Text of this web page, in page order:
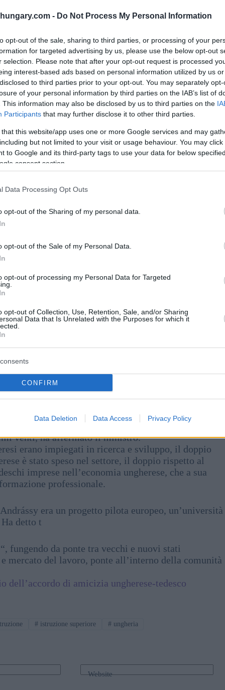
- Do Not Process My Personal Information
opt-out of the sale, sharing to third parties, or processing of your
for targeted advertising by us, please use the below opt-out
selection. Please note that after your opt-out request is processed
interest-based ads based on personal information utilized by us
to third parties prior to your opt-out. You may separately
of your personal information by third parties on the IAB’s list of
This information may also be disclosed by us to third parties on the
Participants that may further disclose it to other third parties.
that this website/app uses one or more Google services and may
but not limited to your visit or usage behaviour. You may
to Google and its third-party tags to use your data for below
consent section.
Data Processing Opt Outs
opt-out of the Sharing of my personal data.
opt-out of the Sale of my Personal Data.
opt-out of processing my Personal Data for Targeted
opt-out of Collection, Use, Retention, Sale, and/or Sharing
Data that Is Unrelated with the Purposes for which it
CONFIRM
Data Deletion Data Access Privacy Policy
un ruolo importante nella ricerca e
dell’Innovazione e della Tecnologia László
dell’università.
a parte gli stati di lingua tedesca, a offrire un
all’università.
suoi primi vent’anni, mentre la ricerca,
venti, ha affermato il ministro.
erano impiegati in ricerca e sviluppo, il doppio
è stato speso nel settore, il doppio rispetto al
imprese nell’economia ungherese, che a sua
professionale.
era un progetto pilota europeo, un’università
detto t
fungendo da ponte tra vecchi e nuovi stati
mercato del lavoro, ponte all’interno della comunità
dell’accordo di amicizia ungherese-tedesco
#istruzione superiore #ungheria
Website